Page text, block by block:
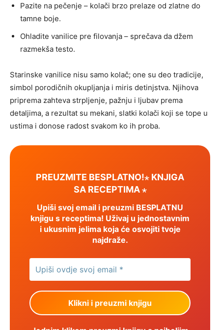
Pazite na pečenje – kolači brzo prelaze od zlatne do
tamne boje.
Ohladite vanilice pre filovanja – sprečava da džem
razmekša testo.
Starinske vanilice nisu samo kolač; one su deo tradicije,
simbol porodičnih okupljanja i miris detinjstva. Njihova
priprema zahteva strpljenje, pažnju i ljubav prema
detaljima, a rezultat su mekani, slatki kolači koji se tope u
ustima i donose radost svakom ko ih proba.
PREUZMITE BESPLATNO!⋆ KNJIGA
SA RECEPTIMA ⋆
Upiši svoj email i preuzmi BESPLATNU
knjigu s receptima! Uživaj u jednostavnim
i ukusnim jelima koja će osvojiti tvoje
najdraže.